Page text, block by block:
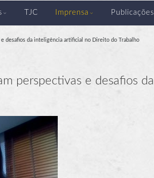
TJC Imprensa Publicações
desafios da inteligência artificial no Direito do Trabalho
perspectivas e desafios da